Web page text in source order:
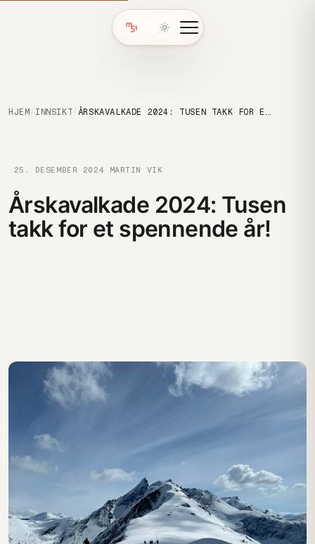
HJEM / INNSIKT/ ÅRSKAVALKADE 2024: TUSEN TAKK FOR ET SPENNENDE ÅR!
· 25. DESEMBER 2024 · MARTIN VIK
Årskavalkade 2024: Tusen
takk for et spennende år!